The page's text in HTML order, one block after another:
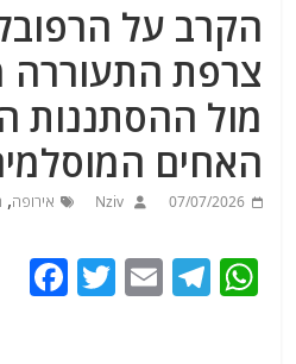
הקרב על
צרפת התעוררה
מול
האחים
07/07/2026
Nziv אירופה,
W
T
E
T